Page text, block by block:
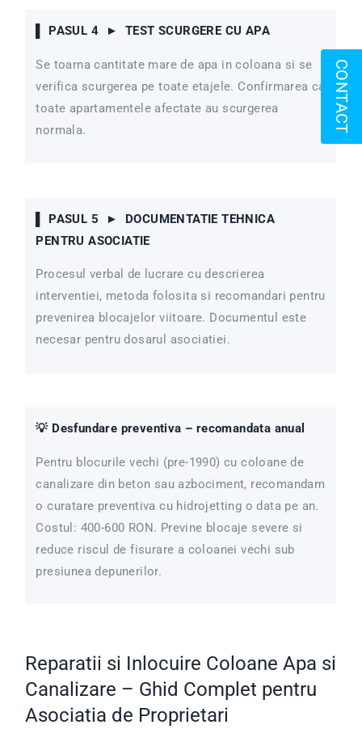
▌ PASUL 4 ► TEST SCURGERE CU APA
Se toarna cantitate mare de apa in coloana si se
verifica scurgerea pe toate etajele. Confirmarea ca
toate apartamentele afectate au scurgerea
normala.
▌ PASUL 5 ► DOCUMENTATIE TEHNICA
PENTRU ASOCIATIE
Procesul verbal de lucrare cu descrierea
interventiei, metoda folosita si recomandari pentru
prevenirea blocajelor viitoare. Documentul este
necesar pentru dosarul asociatiei.
💡 Desfundare preventiva – recomandata anual
Pentru blocurile vechi (pre-1990) cu coloane de
canalizare din beton sau azbociment, recomandam
o curatare preventiva cu hidrojetting o data pe an.
Costul: 400-600 RON. Previne blocaje severe si
reduce riscul de fisurare a coloanei vechi sub
presiunea depunerilor.
Reparatii si Inlocuire Coloane Apa si
Canalizare – Ghid Complet pentru
Asociatia de Proprietari
CONTACT